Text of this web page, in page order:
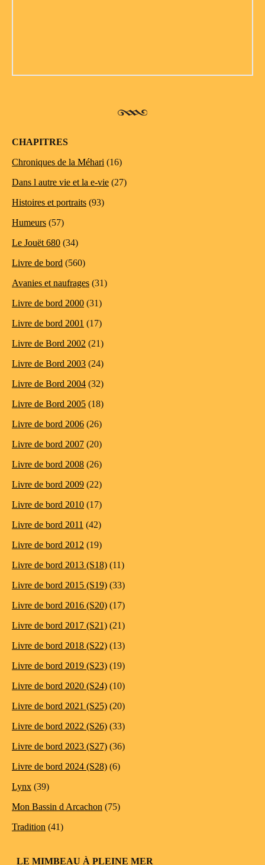
CHAPITRES
Chroniques de la Méhari (16)
Dans l autre vie et la e-vie (27)
Histoires et portraits (93)
Humeurs (57)
Le Jouët 680 (34)
Livre de bord (560)
Avanies et naufrages (31)
Livre de bord 2000 (31)
Livre de bord 2001 (17)
Livre de Bord 2002 (21)
Livre de Bord 2003 (24)
Livre de Bord 2004 (32)
Livre de Bord 2005 (18)
Livre de bord 2006 (26)
Livre de bord 2007 (20)
Livre de bord 2008 (26)
Livre de bord 2009 (22)
Livre de bord 2010 (17)
Livre de bord 2011 (42)
Livre de bord 2012 (19)
Livre de bord 2013 (S18) (11)
Livre de bord 2015 (S19) (33)
Livre de bord 2016 (S20) (17)
Livre de bord 2017 (S21) (21)
Livre de bord 2018 (S22) (13)
Livre de bord 2019 (S23) (19)
Livre de bord 2020 (S24) (10)
Livre de bord 2021 (S25) (20)
Livre de bord 2022 (S26) (33)
Livre de bord 2023 (S27) (36)
Livre de bord 2024 (S28) (6)
Lynx (39)
Mon Bassin d Arcachon (75)
Tradition (41)
LE MIMBEAU À PLEINE MER